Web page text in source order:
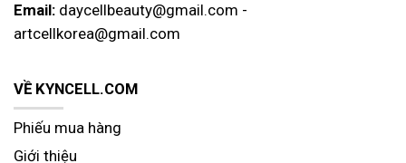
Email: daycellbeauty@gmail.com -
artcellkorea@gmail.com
VỀ KYNCELL.COM
Phiếu mua hàng
Giới thiệu